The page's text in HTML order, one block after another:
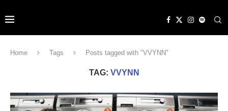
Home Tags Posts tagged with "VVYNN"
TAG: VVYNN